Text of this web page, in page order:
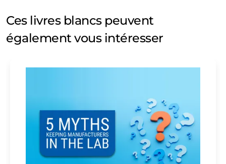
Ces livres blancs peuvent
également vous intéresser